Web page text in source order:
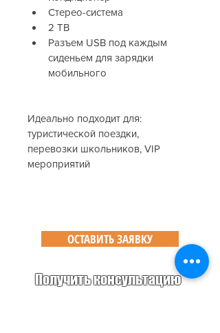
Стерео-система
2 ТВ
Разъем USB под каждым
сиденьем для зарядки
мобильного
Идеально подходит для:
туристической поездки,
перевозки школьников, VIP
мероприятий
ОСТАВИТЬ ЗАЯВКУ
Получить консультацию